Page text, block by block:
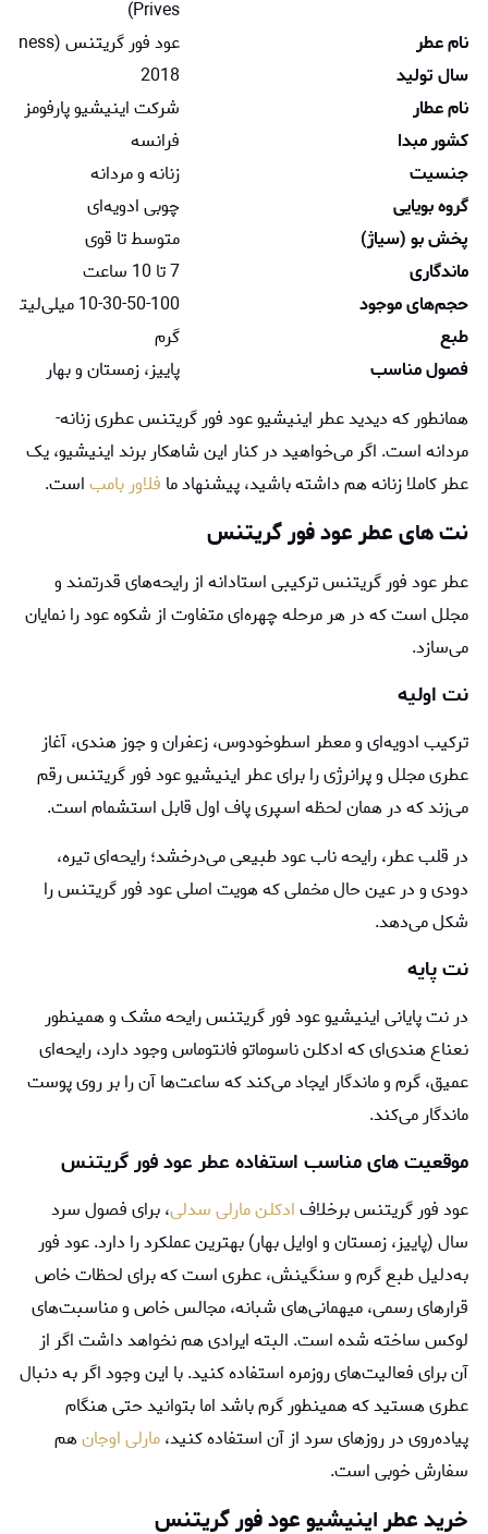
Prives)
نام عطر
عود فور گریتنس (Oud for Greatness)
سال تولید
2018
نام عطار
شرکت اینیشیو پارفومز
کشور مبدا
فرانسه
جنسیت
زنانه و مردانه
گروه بویایی
چوبی ادویه‌ای
پخش بو (سیاژ)
متوسط تا قوی
ماندگاری
7 تا 10 ساعت
حجم‌های موجود
10-30-50-100 میلی‌لیتر
طبع
گرم
فصول مناسب
پاییز، زمستان و بهار
همانطور که دیدید عطر اینیشیو عود فور گریتنس عطری زنانه-
مردانه است. اگر می‌خواهید در کنار این شاهکار برند اینیشیو، یک
عطر کاملا زنانه هم داشته باشید، پیشنهاد ما فلاور بامباست.
نت‌ های عطر عود فور گریتنس
عطر عود فور گریتنس ترکیبی استادانه از رایحه‌های قدرتمند و
مجلل است که در هر مرحله چهره‌ای متفاوت از شکوه عود را نمایان
می‌سازد.
نت اولیه
ترکیب ادویه‌ای و معطر اسطوخودوس، زعفران و جوز هندی، آغاز
عطری مجلل و پرانرژی را برای عطر اینیشیو عود فور گریتنس رقم
می‌زند که در همان لحظه اسپری پاف اول قابل استشمام است.
در قلب عطر، رایحه‌ ناب عود طبیعی می‌درخشد؛ رایحه‌ای تیره،
دودی و در عین حال مخملی که هویت اصلی عود فور گریتنس را
شکل می‌دهد.
نت پایه
در نت پایانی اینیشیو عود فور گریتنس رایحه‌ مشک و همینطور
نعناع هندی‌ای که ادکلن ناسوماتو فانتوماس وجود دارد، رایحه‌ای
عمیق، گرم و ماندگار ایجاد می‌کند که ساعت‌ها آن را بر روی پوست
ماندگار می‌کند.
موقعیت‌ های مناسب استفاده عطر عود فور گریتنس
عود فور گریتنس برخلافادکلن مارلی سدلی، برای فصول سرد
سال (پاییز، زمستان و اوایل بهار) بهترین عملکرد را دارد. عود فور
به‌دلیل طبع گرم و سنگینش، عطری است که برای لحظات خاص
قرارهای رسمی، میهمانی‌های شبانه، مجالس خاص و مناسبت‌های
لوکس ساخته شده است. البته ایرادی هم نخواهد داشت اگر از
آن برای فعالیت‌های روزمره استفاده کنید. با این وجود اگر به دنبال
عطری هستید که همینطور گرم باشد اما بتوانید حتی هنگام
پیاده‌روی در روزهای سرد از آن استفاده کنید،مارلی اوجانهم
سفارش خوبی است.
خرید عطر اینیشیو عود فور گریتنس